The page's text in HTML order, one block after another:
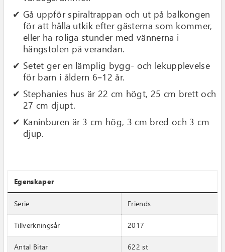
Gå uppför spiraltrappan och ut på balkongen
för att hålla utkik efter gästerna som kommer,
eller ha roliga stunder med vännerna i
hängstolen på verandan.
Setet ger en lämplig bygg- och lekupplevelse
för barn i åldern 6–12 år.
Stephanies hus är 22 cm högt, 25 cm brett och
27 cm djupt.
Kaninburen är 3 cm hög, 3 cm bred och 3 cm
djup.
Egenskaper
Serie Friends
Tillverkningsår 2017
Antal Bitar 622 st